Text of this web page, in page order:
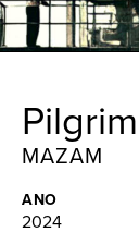
MAZAM
ANO
2024